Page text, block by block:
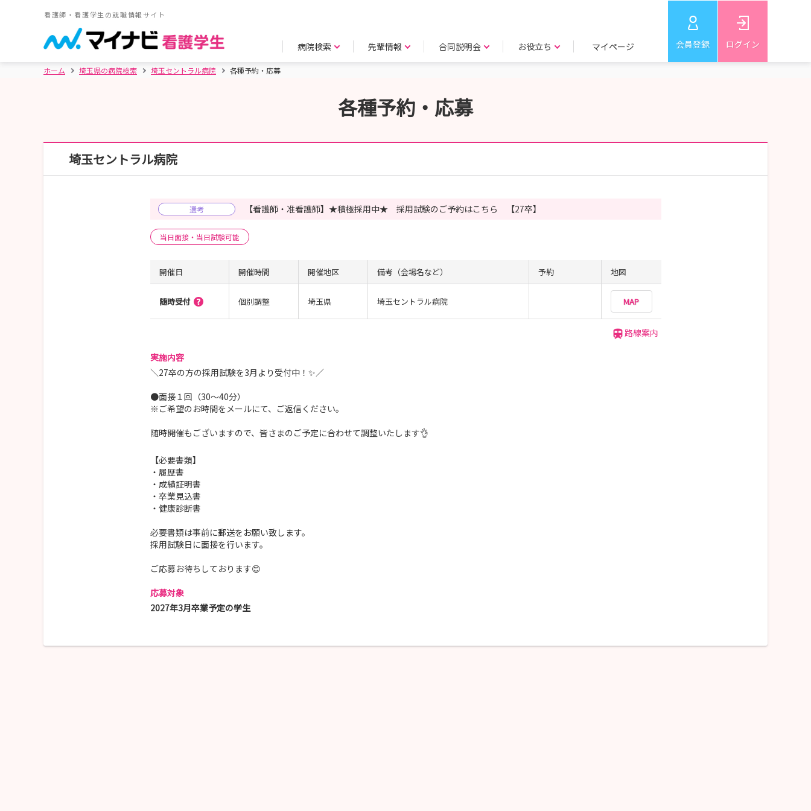
看護師・看護学生の就職情報サイト
病院検索 先輩情報 合同説明会 お役立ち マイページ 会員登録 ログイン
ホーム 埼玉県の病院検索 埼玉セントラル病院 各種予約・応募
各種予約・応募
埼玉セントラル病院
選考 【看護師・准看護師】★積極採用中★ 採用試験のご予約はこちら 【27卒】
当日面接・当日試験可能
開催日 開催時間 開催地区 備考（会場名など） 予約 地図
随時受付 個別調整 埼玉県 埼玉セントラル病院 MAP
路線案内
実施内容
＼27卒の方の採用試験を3月より受付中！✨／
●面接１回（30～40分）
※ご希望のお時間をメールにて、ご返信ください。
随時開催もございますので、皆さまのご予定に合わせて調整いたします👌
【必要書類】
・履歴書
・成績証明書
・卒業見込書
・健康診断書
必要書類は事前に郵送をお願い致します。
採用試験日に面接を行います。
ご応募お待ちしております😊
応募対象
2027年3月卒業予定の学生